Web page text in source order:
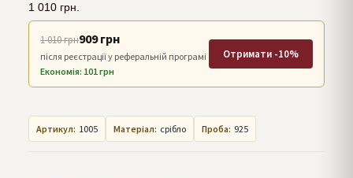
1 010 грн.
1 010 грн909 грн
після реєстрації у реферальній програмі
Економія: 101 грн
Отримати -10%
Артикул: 1005 Матеріал: срібло Проба: 925